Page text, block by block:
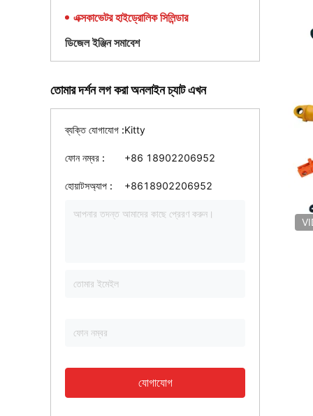
এক্সকাভেটর হাইড্রোলিক সিলিন্ডার
ডিজেল ইঞ্জিন সমাবেশ
তোমার দর্শন লগ করা অনলাইন চ্যাট এখন
ব্যক্তি যোগাযোগ :Kitty
ফোন নম্বর : +86 18902206952
হোয়াটসঅ্যাপ : +8618902206952
যোগাযোগ